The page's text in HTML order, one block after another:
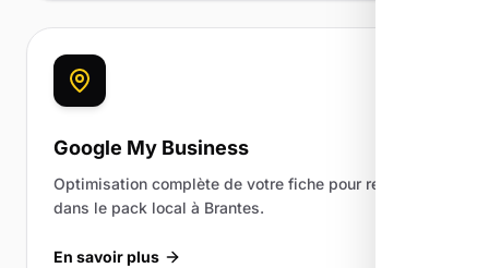
Google My Business
Optimisation complète de votre fiche pour ressortir
dans le pack local à Brantes.
En savoir plus